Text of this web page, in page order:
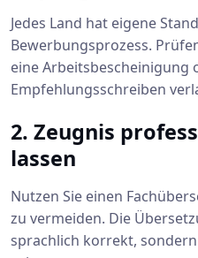
Jedes Land hat eigene
Bewerbungsprozess.
eine Arbeitsbescheinigung
Empfehlungsschreiben
2. Zeugnis
lassen
Nutzen Sie einen
zu vermeiden. Die
sprachlich korrekt,